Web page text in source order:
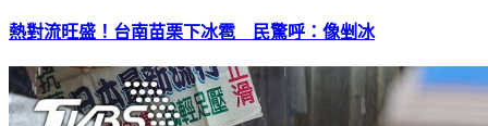
熱對流旺盛！台南苗栗下冰雹 民驚呼：像剉冰